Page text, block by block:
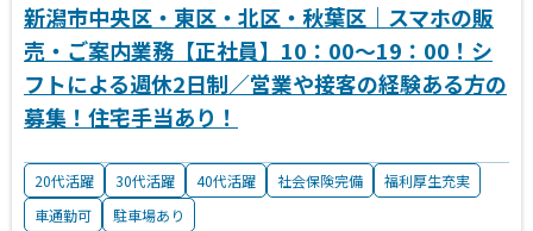
新潟市中央区・東区・北区・秋葉区｜スマホの販
売・ご案内業務【正社員】10：00～19：00！シ
フトによる週休2日制／営業や接客の経験ある方の
募集！住宅手当あり！
20代活躍 30代活躍 40代活躍 社会保険完備
福利厚生充実
車通勤可
駐車場あり